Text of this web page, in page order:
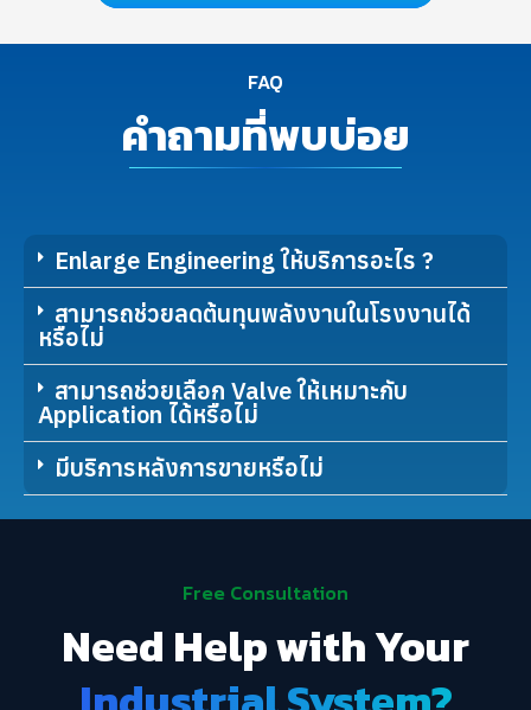
FAQ
คำถามที่พบบ่อย
Enlarge Engineering ให้บริการอะไร ?
สามารถช่วยลดต้นทุนพลังงานในโรงงานได้
หรือไม่
สามารถช่วยเลือก Valve ให้เหมาะกับ
Application ได้หรือไม่
มีบริการหลังการขายหรือไม่
Free Consultation
Need Help with Your